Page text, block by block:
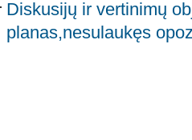
Diskusijų ir vertinimų
planas,nesulaukęs